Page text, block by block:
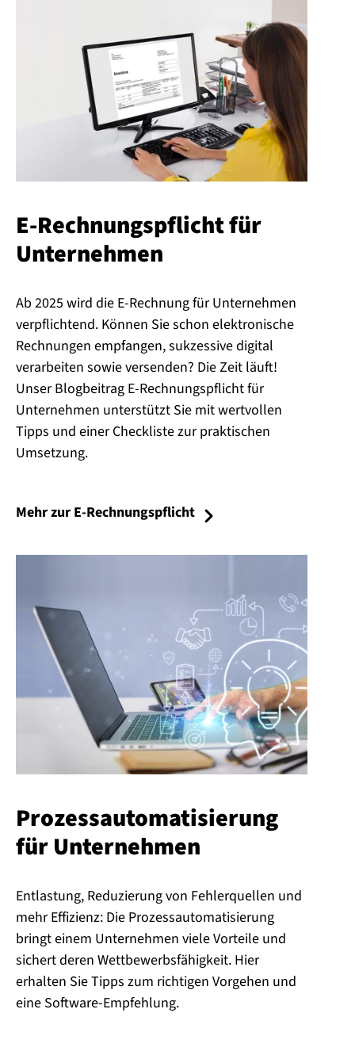
E-Rech­nungs­pflicht für
Unternehmen
Ab 2025 wird die E-Rechnung für Unternehmen
verpflichtend. Können Sie schon elektronische
Rechnungen empfangen, sukzessive digital
verarbeiten sowie versenden? Die Zeit läuft!
Unser Blogbeitrag E-Rechnungspflicht für
Unternehmen unterstützt Sie mit wertvollen
Tipps und einer Checkliste zur praktischen
Umsetzung.
Mehr zur E-Rechnungspflicht
Pro­zess­au­to­ma­ti­sie­rung
für Unternehmen
Entlastung, Reduzierung von Fehlerquellen und
mehr Effizienz: Die Prozessautomatisierung
bringt einem Unternehmen viele Vorteile und
sichert deren Wettbewerbsfähigkeit. Hier
erhalten Sie Tipps zum richtigen Vorgehen und
eine Software-Empfehlung.